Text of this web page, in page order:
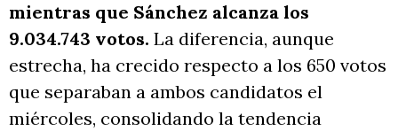
mientras que Sánchez alcanza los
9.034.743 votos. La diferencia, aunque
estrecha, ha crecido respecto a los 650 votos
que separaban a ambos candidatos el
miércoles, consolidando la tendencia